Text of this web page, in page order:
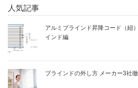
人気記事
アルミブラインド昇降コード（紐
インド編
ブラインドの外し方 メーカー3社徹